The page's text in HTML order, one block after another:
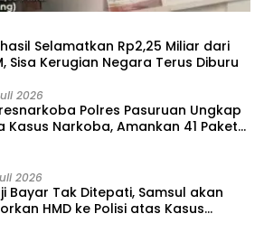
Selamatkan Rp2,25 Miliar dari
Sisa Kerugian Negara Terus Diburu
2026
Polres Pasuruan Ungkap
Kasus Narkoba, Amankan 41 Paket
2026
Bayar Tak Ditepati, Samsul akan
HMD ke Polisi atas Kasus